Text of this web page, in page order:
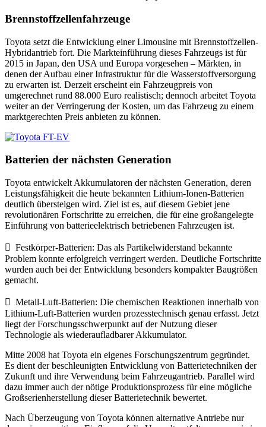
Brennstoffzellenfahrzeuge
Toyota setzt die Entwicklung einer Limousine mit Brennstoffzellen-
Hybridantrieb fort. Die Markteinführung dieses Fahrzeugs ist für
2015 in Japan, den USA und Europa vorgesehen – Märkten, in
denen der Aufbau einer Infrastruktur für die Wasserstoffversorgung
zu erwarten ist. Derzeit erscheint ein Fahrzeugpreis von
umgerechnet rund 88.000 Euro realistisch; dennoch arbeitet Toyota
weiter an der Verringerung der Kosten, um das Fahrzeug zu einem
marktgerechten Preis anbieten zu können.
Batterien der nächsten Generation
Toyota entwickelt Akkumulatoren der nächsten Generation, deren
Leistungsfähigkeit die heute bekannten Lithium-Ionen-Batterien
deutlich übersteigen wird. Ziel ist es, auf diesem Gebiet jene
revolutionären Fortschritte zu erreichen, die für eine großangelegte
Einführung von batterieelektrisch betriebenen Fahrzeugen ist.
 Festkörper-Batterien: Das als Partikelwiderstand bekannte
Problem konnte erfolgreich verringert werden. Deutliche Fortschritte
wurden auch bei der Entwicklung besonders kompakter Baugrößen
gemacht.
 Metall-Luft-Batterien: Die chemischen Reaktionen innerhalb von
Lithium-Luft-Batterien wurden prozesstechnisch genau erfasst. Jetzt
liegt der Forschungsschwerpunkt auf der Nutzung dieser
Technologie als wiederaufladbarer Akkumulator.
Mitte 2008 hat Toyota ein eigenes Forschungszentrum gegründet.
Es dient der beschleunigten Entwicklung von Batterietechniken der
Zukunft und ihre Verwendung beim Fahrzeugantrieb. Parallel wird
dazu immer auch der nötige Produktionsprozess für eine mögliche
Großserienherstellung dieser Batterietechnik bewertet.
Nach Überzeugung von Toyota können alternative Antriebe nur